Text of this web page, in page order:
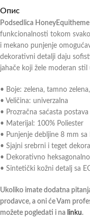
Опис
Podsedlica HoneyEquitheme
funkcionalnosti tokom
i mekano punjenje
dekorativni detalji daju
jahače koji žele moderan
• Boje: zelena, tamno
• Veličina: univerzalna
• Prozračna saćasta postava
• Materijal: 100% Poliester
• Punjenje debljine 8 mm sa
• Sjajni srebrni i teget
• Dekorativno
• Sintetički kožni detalj sa
Ukoliko imate dodatna
prodavce, a oni će Vam
možete pogledati i na linku.